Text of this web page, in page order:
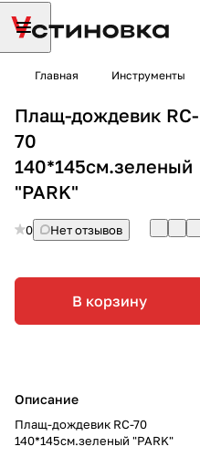
Главная Инструменты
Плащ-дождевик RC-
70
140*145см.зеленый
"PARK"
0 Нет отзывов
В корзину
Описание
Плащ-дождевик RC-70
140*145см.зеленый "PARK"